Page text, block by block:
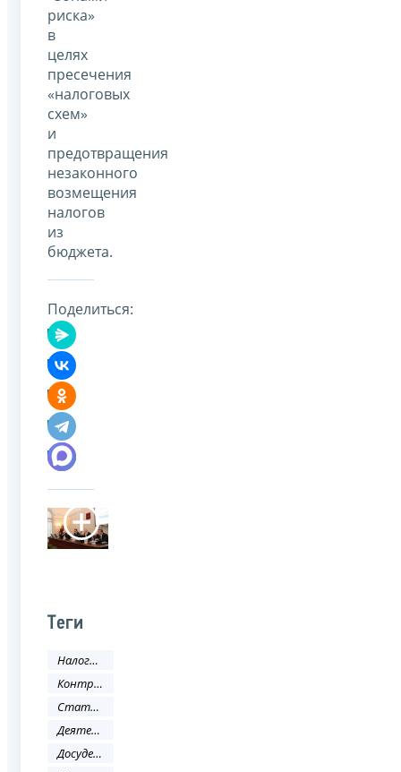
риска»
в
целях
пресечения
«налоговых
схем»
и
предотвращения
незаконного
возмещения
налогов
из
бюджета.
Поделиться:
Теги
Налоги и сборы
Контрольная работа
Статистика и аналитика
Деятельность ФНС
Досудебное урегулирование налоговых споров